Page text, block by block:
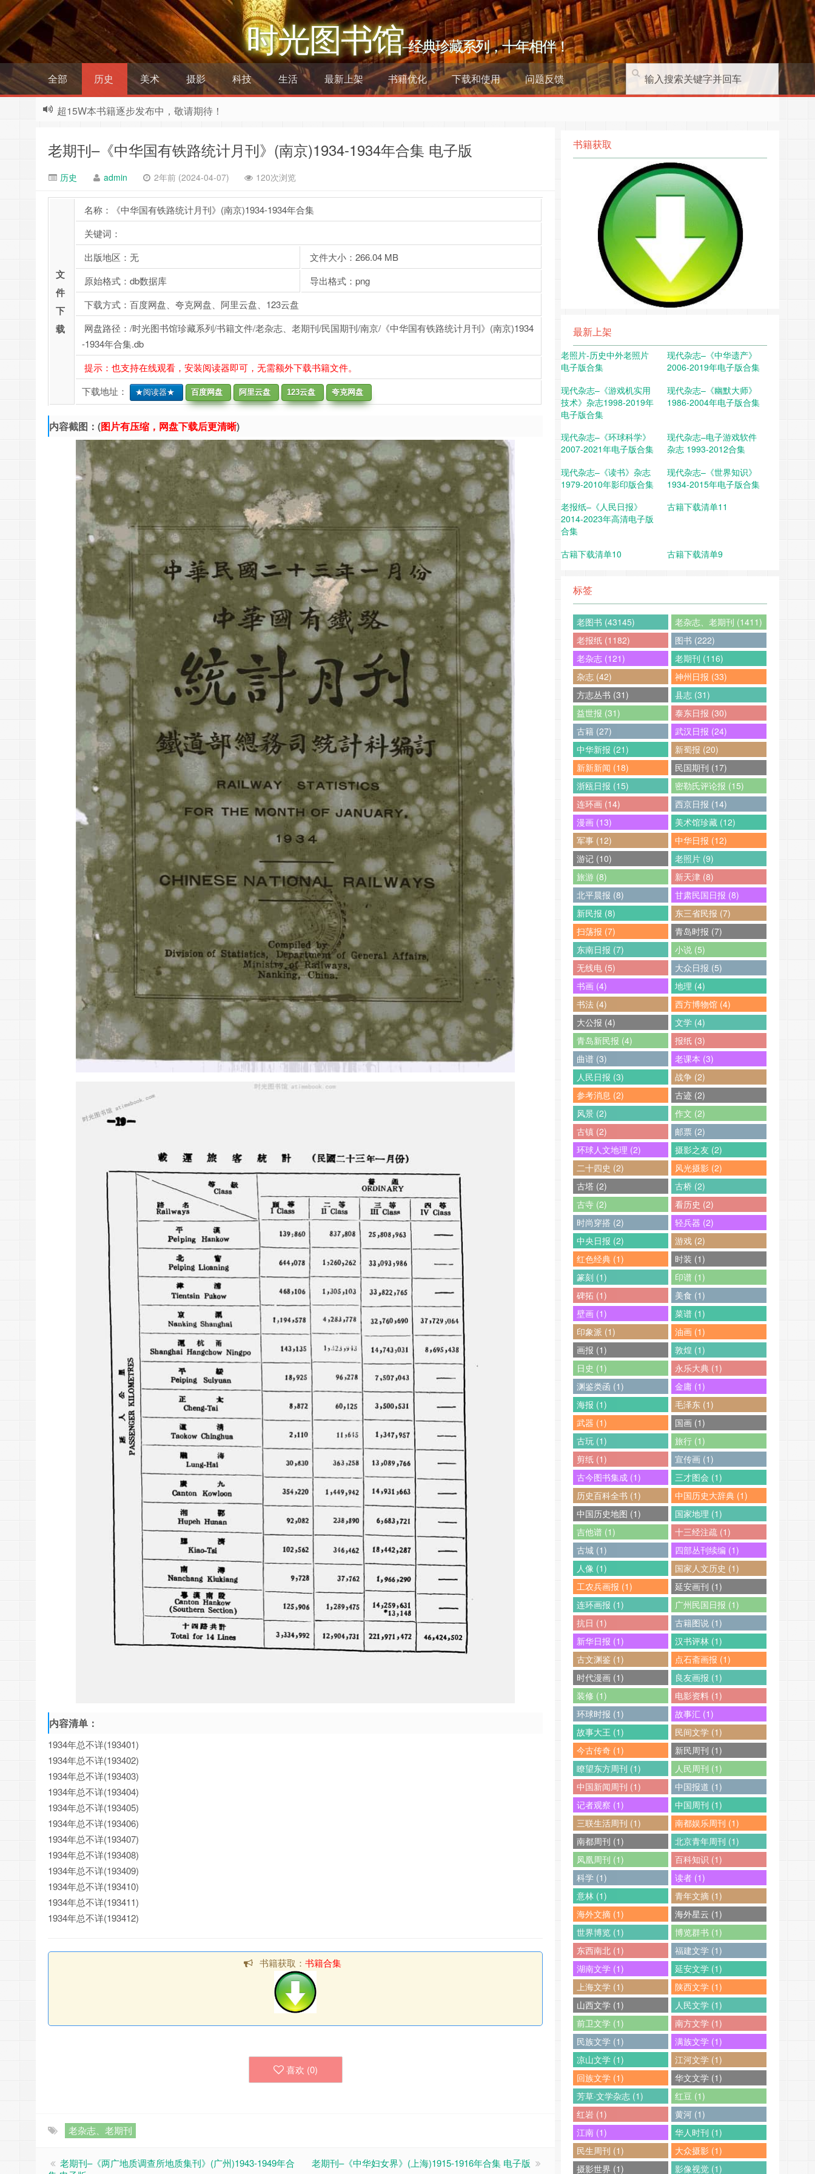
时光图书馆–经典珍藏系列，十年相伴！
全部 历史 美术 摄影 科技 生活 最新上架 书籍优化 下载和使用 问题反馈
超15W本书籍逐步发布中，敬请期待！
老期刊–《中华国有铁路统计月刊》(南京)1934-1934年合集 电子版
历史 admin 2年前 (2024-04-07) 120次浏览
文
件
下
载
名称：《中华国有铁路统计月刊》(南京)1934-1934年合集
关键词：
出版地区：无
文件大小：266.04 MB
原始格式：db数据库
导出格式：png
下载方式：百度网盘、夸克网盘、阿里云盘、123云盘
网盘路径：/时光图书馆珍藏系列/书籍文件/老杂志、老期刊/民国期刊/南京/《中华国有铁路统计月刊》(南京)1934
-1934年合集.db
提示：也支持在线观看，安装阅读器即可，无需额外下载书籍文件。
下载地址：
★阅读器★ 百度网盘 阿里云盘 123云盘 夸克网盘
内容截图：(图片有压缩，网盘下载后更清晰)
内容清单：
1934年总不详(193401)
1934年总不详(193402)
1934年总不详(193403)
1934年总不详(193404)
1934年总不详(193405)
1934年总不详(193406)
1934年总不详(193407)
1934年总不详(193408)
1934年总不详(193409)
1934年总不详(193410)
1934年总不详(193411)
1934年总不详(193412)
书籍获取： 书籍合集
喜欢 (0)
老杂志、老期刊
老期刊–《两广地质调查所地质集刊》(广州)1943-1949年合
老期刊–《中华妇女界》(上海)1915-1916年合集 电子版
书籍获取
最新上架
老照片-历史中外老照片
电子版合集
现代杂志–《中华遗产》
2006-2019年电子版合集
现代杂志–《游戏机实用
技术》杂志1998-2019年
电子版合集
现代杂志–《幽默大师》
1986-2004年电子版合集
现代杂志–《环球科学》
2007-2021年电子版合集
现代杂志–电子游戏软件
杂志 1993-2012合集
现代杂志–《读书》杂志
1979-2010年影印版合集
现代杂志–《世界知识》
1934-2015年电子版合集
老报纸–《人民日报》
2014-2023年高清电子版
合集
古籍下载清单11
古籍下载清单10 古籍下载清单9
标签
老图书 (43145)
老杂志、老期刊 (1411)
老报纸 (1182)
图书 (222)
老杂志 (121)
老期刊 (116)
杂志 (42)
神州日报 (33)
方志丛书 (31)
县志 (31)
益世报 (31)
泰东日报 (30)
古籍 (27)
武汉日报 (24)
中华新报 (21)
新蜀报 (20)
新新新闻 (18)
民国期刊 (17)
浙瓯日报 (15)
密勒氏评论报 (15)
连环画 (14)
西京日报 (14)
漫画 (13)
美术馆珍藏 (12)
军事 (12)
中华日报 (12)
游记 (10)
老照片 (9)
旅游 (8)
新天津 (8)
北平晨报 (8)
甘肃民国日报 (8)
新民报 (8)
东三省民报 (7)
扫荡报 (7)
青岛时报 (7)
东南日报 (7)
小说 (5)
无线电 (5)
大众日报 (5)
书画 (4)
地理 (4)
书法 (4)
西方博物馆 (4)
大公报 (4)
文学 (4)
青岛新民报 (4)
报纸 (3)
曲谱 (3)
老课本 (3)
人民日报 (3)
战争 (2)
参考消息 (2)
古迹 (2)
风景 (2)
作文 (2)
古镇 (2)
邮票 (2)
环球人文地理 (2)
摄影之友 (2)
二十四史 (2)
风光摄影 (2)
古塔 (2)
古桥 (2)
古寺 (2)
看历史 (2)
时尚穿搭 (2)
轻兵器 (2)
中央日报 (2)
游戏 (2)
红色经典 (1)
时装 (1)
篆刻 (1)
印谱 (1)
碑拓 (1)
美食 (1)
壁画 (1)
菜谱 (1)
印象派 (1)
油画 (1)
画报 (1)
敦煌 (1)
日史 (1)
永乐大典 (1)
渊鉴类函 (1)
金庸 (1)
海报 (1)
毛泽东 (1)
武器 (1)
国画 (1)
古玩 (1)
旅行 (1)
剪纸 (1)
宣传画 (1)
古今图书集成 (1)
三才图会 (1)
历史百科全书 (1)
中国历史大辞典 (1)
中国历史地图 (1)
国家地理 (1)
吉他谱 (1)
十三经注疏 (1)
古城 (1)
四部丛刊续编 (1)
人像 (1)
国家人文历史 (1)
工农兵画报 (1)
延安画刊 (1)
连环画报 (1)
广州民国日报 (1)
抗日 (1)
古籍图说 (1)
新华日报 (1)
汉书评林 (1)
古文渊鉴 (1)
点石斋画报 (1)
时代漫画 (1)
良友画报 (1)
装修 (1)
电影资料 (1)
环球时报 (1)
故事汇 (1)
故事大王 (1)
民间文学 (1)
今古传奇 (1)
新民周刊 (1)
瞭望东方周刊 (1)
人民周刊 (1)
中国新闻周刊 (1)
中国报道 (1)
记者观察 (1)
中国周刊 (1)
三联生活周刊 (1)
南都娱乐周刊 (1)
南都周刊 (1)
北京青年周刊 (1)
凤凰周刊 (1)
百科知识 (1)
科学 (1)
读者 (1)
意林 (1)
青年文摘 (1)
海外文摘 (1)
海外星云 (1)
世界博览 (1)
博览群书 (1)
东西南北 (1)
福建文学 (1)
湖南文学 (1)
延安文学 (1)
上海文学 (1)
陕西文学 (1)
山西文学 (1)
人民文学 (1)
前卫文学 (1)
南方文学 (1)
民族文学 (1)
满族文学 (1)
凉山文学 (1)
江河文学 (1)
回族文学 (1)
华文文学 (1)
芳草·文学杂志 (1)
红豆 (1)
红岩 (1)
黄河 (1)
江南 (1)
华人时刊 (1)
民生周刊 (1)
大众摄影 (1)
摄影世界 (1)
影像视觉 (1)